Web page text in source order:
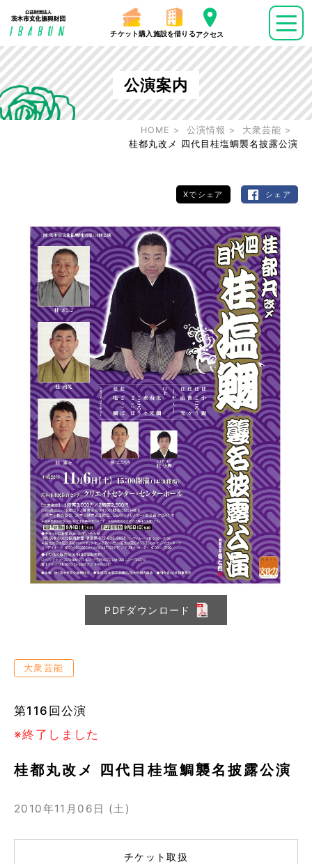
チケット購入 施設を借りるアクセス
公演案内
HOME 公演情報
大衆芸能
桂都丸改メ 四代目桂塩鯛襲名披露公演
Xでシェア シェア
PDFダウンロード
大衆芸能
第116回公演
※終了しました
桂都丸改メ 四代目桂塩鯛襲名披露公演
2010年11月06日 (土)
チケット取扱